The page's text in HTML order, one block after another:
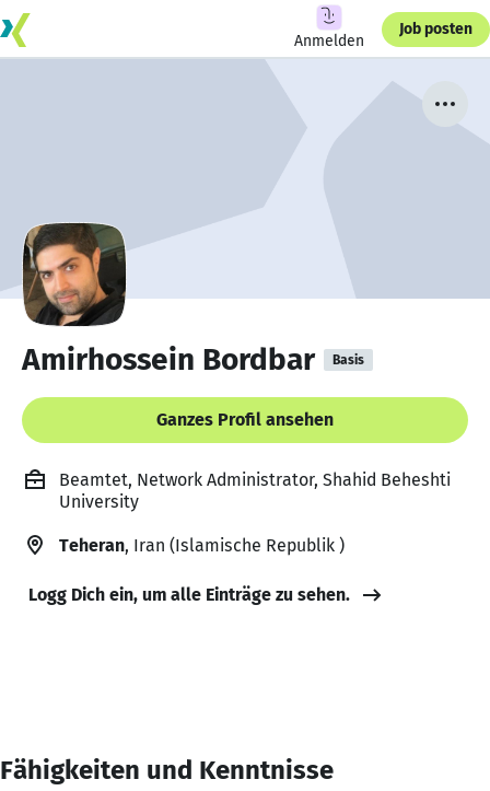
Anmelden
Job posten
Amirhossein Bordbar Basis
Ganzes Profil ansehen
Beamtet, Network Administrator, Shahid Beheshti
University
Teheran, Iran (Islamische Republik )
Logg Dich ein, um alle Einträge zu sehen.
Fähigkeiten und Kenntnisse